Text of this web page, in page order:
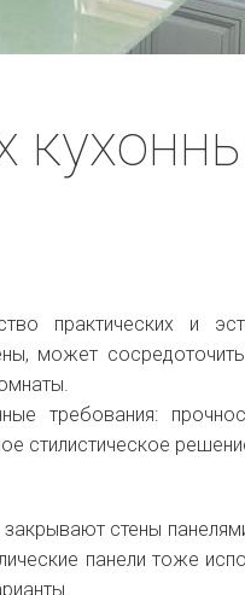
практических и
может
требования:
стилистическое
стены
панели тоже